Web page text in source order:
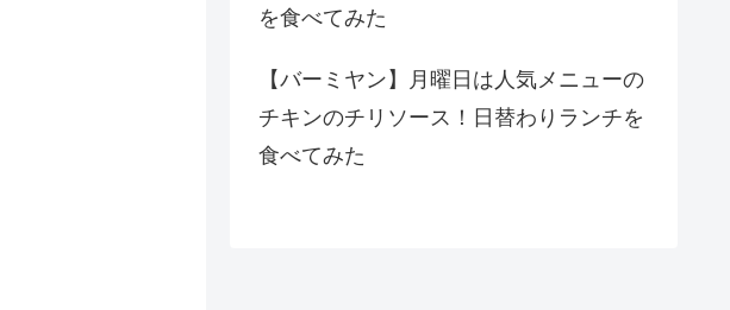
を食べてみた
【バーミヤン】月曜日は人気メニューの
チキンのチリソース！日替わりランチを
食べてみた